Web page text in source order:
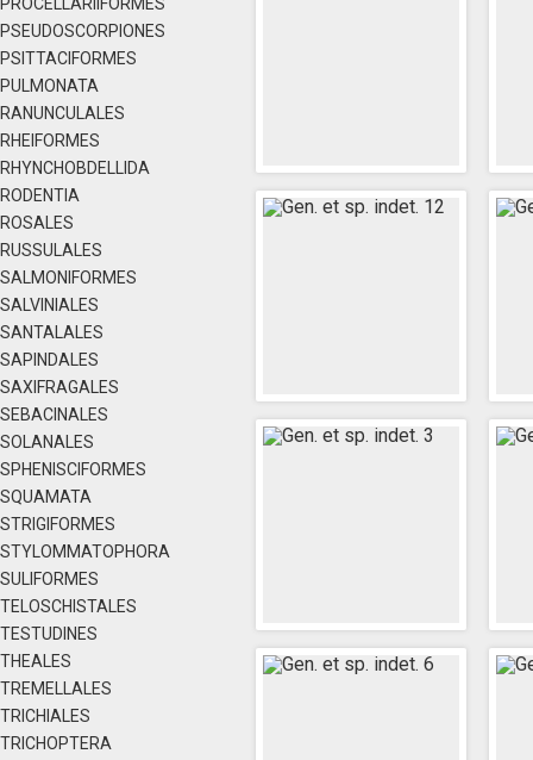
PSEUDOSCORPIONES
PSITTACIFORMES
PULMONATA
RANUNCULALES
RHEIFORMES
RHYNCHOBDELLIDA
RODENTIA
ROSALES
RUSSULALES
SALMONIFORMES
SALVINIALES
SANTALALES
SAPINDALES
SAXIFRAGALES
SEBACINALES
SOLANALES
SPHENISCIFORMES
SQUAMATA
STRIGIFORMES
STYLOMMATOPHORA
SULIFORMES
TELOSCHISTALES
TESTUDINES
THEALES
TREMELLALES
TRICHIALES
TRICHOPTERA